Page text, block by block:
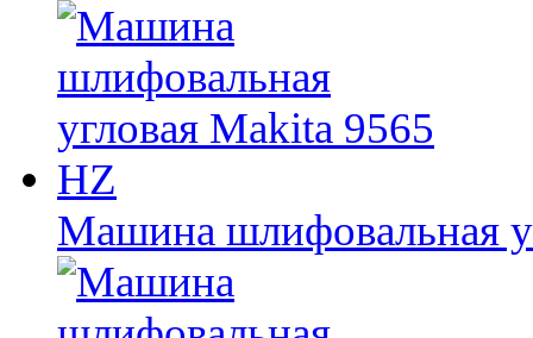
Машина шлифовальная